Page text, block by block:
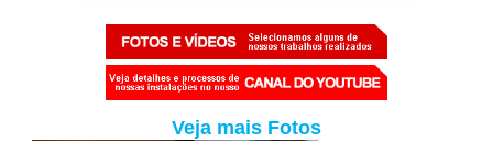
Veja mais Fotos